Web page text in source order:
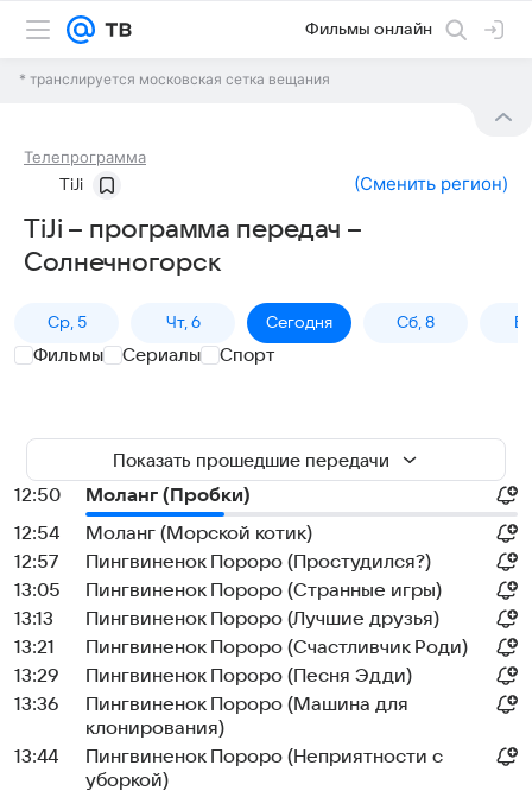
Фильмы онлайн
* транслируется московская сетка вещания
Телепрограмма
TiJi (Сменить регион)
TiJi – программа передач –
Солнечногорск
Ср, 5 Чт, 6 Сегодня Сб, 8
Фильмы Сериалы Спорт
Показать прошедшие передачи
12:50
Моланг (Пробки)
12:54
Моланг (Морской котик)
12:57
Пингвиненок Пороро (Простудился?)
13:05
Пингвиненок Пороро (Странные игры)
13:13
Пингвиненок Пороро (Лучшие друзья)
13:21
Пингвиненок Пороро (Счастливчик Роди)
13:29
Пингвиненок Пороро (Песня Эдди)
13:36
Пингвиненок Пороро (Машина для
клонирования)
13:44
Пингвиненок Пороро (Неприятности с
уборкой)